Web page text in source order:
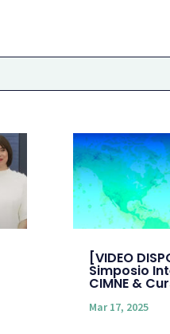
[VIDEO
Simposio
CIMNE &
Mar 17, 2025